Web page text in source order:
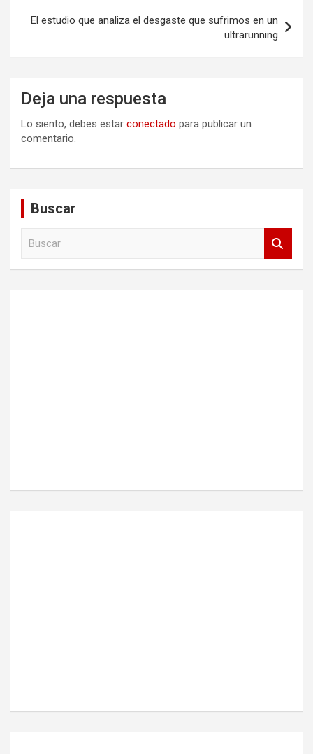
El estudio que analiza el desgaste que sufrimos en un
ultrarunning
Deja una respuesta
Lo siento, debes estar conectado para publicar un
comentario.
Buscar